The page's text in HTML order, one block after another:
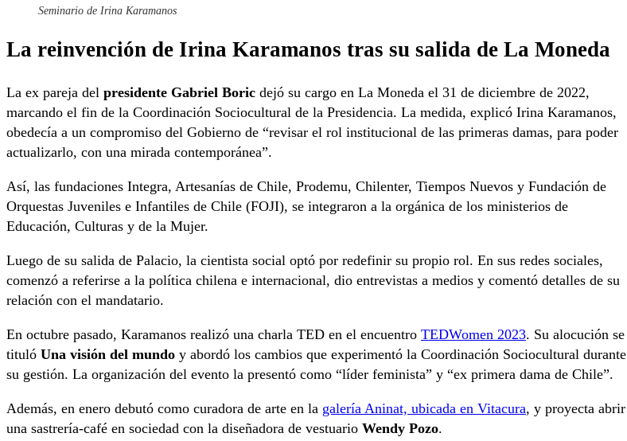
Seminario de Irina Karamanos
La reinvención de Irina Karamanos tras su salida de La Moneda
La ex pareja del presidente Gabriel Boric dejó su cargo en La Moneda el 31 de diciembre de 2022,
marcando el fin de la Coordinación Sociocultural de la Presidencia. La medida, explicó Irina Karamanos,
obedecía a un compromiso del Gobierno de “revisar el rol institucional de las primeras damas, para poder
actualizarlo, con una mirada contemporánea”.
Así, las fundaciones Integra, Artesanías de Chile, Prodemu, Chilenter, Tiempos Nuevos y Fundación de
Orquestas Juveniles e Infantiles de Chile (FOJI), se integraron a la orgánica de los ministerios de
Educación, Culturas y de la Mujer.
Luego de su salida de Palacio, la cientista social optó por redefinir su propio rol. En sus redes sociales,
comenzó a referirse a la política chilena e internacional, dio entrevistas a medios y comentó detalles de su
relación con el mandatario.
En octubre pasado, Karamanos realizó una charla TED en el encuentro TEDWomen 2023. Su alocución se
tituló Una visión del mundo y abordó los cambios que experimentó la Coordinación Sociocultural durante
su gestión. La organización del evento la presentó como “líder feminista” y “ex primera dama de Chile”.
Además, en enero debutó como curadora de arte en la galería Aninat, ubicada en Vitacura, y proyecta abrir
una sastrería-café en sociedad con la diseñadora de vestuario Wendy Pozo.